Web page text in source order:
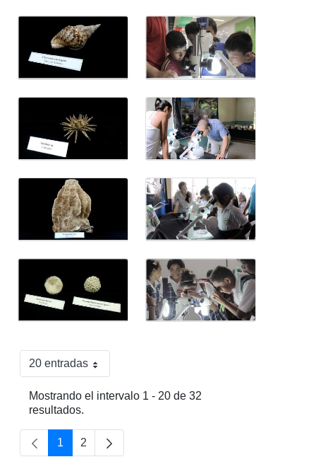
20 entradasPor página
Mostrando el intervalo 1 - 20 de 32
resultados.
Página
1 Página
2